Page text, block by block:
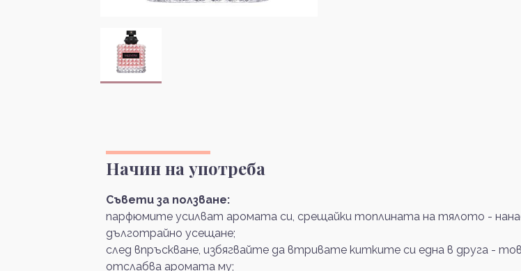
Начин на употреба
Съвети за ползване:
парфюмите усилват аромата си, срещайки топлината на тялото -
дълготрайно усещане;
след впръскване, избягвайте да втривате китките си една в друга -
отслабва аромата му;